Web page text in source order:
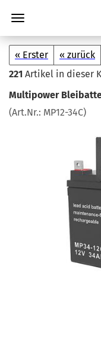
« Erster « zurück
221 Artikel in dieser
Mul­ti­power
(Art.Nr.: MP12-​34C)